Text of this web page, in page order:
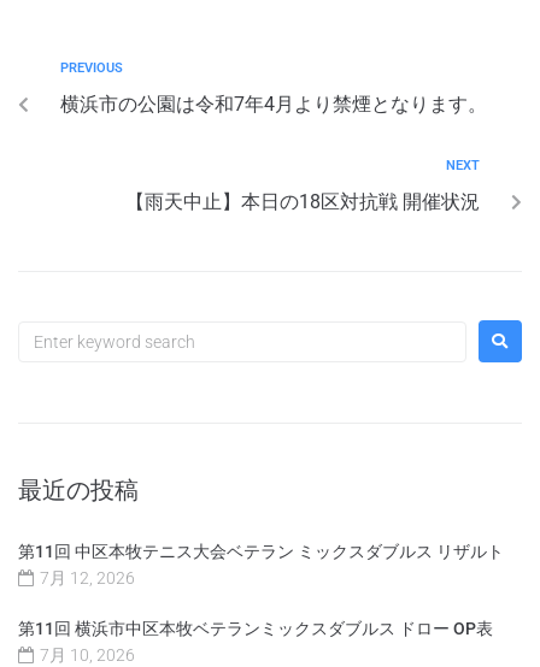
PREVIOUS
横浜市の公園は令和7年4月より禁煙となります。
NEXT
【雨天中止】本日の18区対抗戦 開催状況
最近の投稿
第11回 中区本牧テニス大会ベテラン ミックスダブルス リザルト
7月 12, 2026
第11回 横浜市中区本牧ベテランミックスダブルス ドロー OP表
7月 10, 2026